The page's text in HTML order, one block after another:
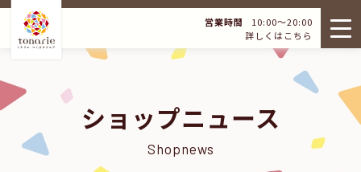
営業時間
10:00～20:00
詳しくはこちら
ショップニュース
Shopnews